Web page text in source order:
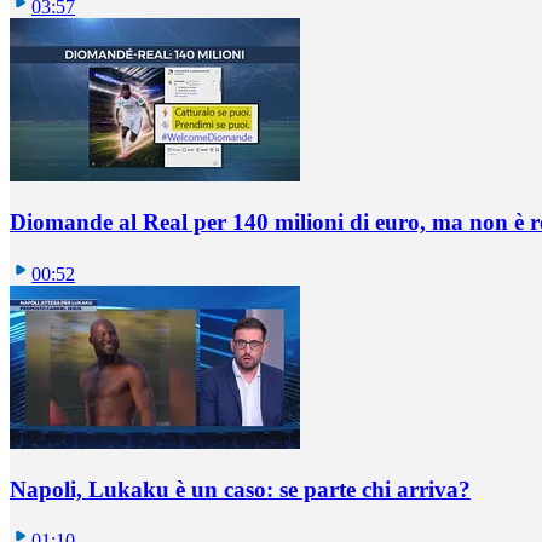
03:57
Diomande al Real per 140 milioni di euro, ma non è
00:52
Napoli, Lukaku è un caso: se parte chi arriva?